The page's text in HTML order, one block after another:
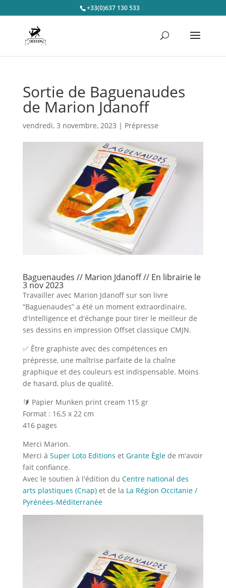
+33(0)637 130 533
Sortie de Baguenaudes
de Marion Jdanoff
vendredi, 3 novembre, 2023 | Prépresse
Baguenaudes // Marion Jdanoff // En librairie le
3 nov 2023
Travailler avec Marion Jdanoff sur son livre
“Baguenaudes” a été un moment extraordinaire,
d'intelligence et d'échange pour tirer le meilleur de
ses dessins en impression Offset classique CMJN.
✅ Être graphiste avec des compétences en
prépresse, une maîtrise parfaite de la chaîne
graphique et des couleurs est indispensable. Moins
de hasard, plus de qualité.
🔰 Papier Munken print cream 115 gr
Format : 16,5 x 22 cm
416 pages
Merci Marion.
Merci à Super Loto Editions et Grante Èglede m'avoir
fait confiance.
Avec le soutien à l'édition du Centre national des
arts plastiques (Cnap)et de la La Région Occitanie /
Pyrénées-Méditerranée